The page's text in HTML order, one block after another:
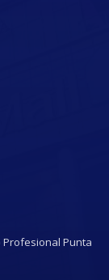
Profesional Punta